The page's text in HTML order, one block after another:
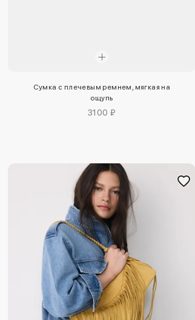
Сумка с плечевым ремнем, мягкая на
ощупь
3100 ₽